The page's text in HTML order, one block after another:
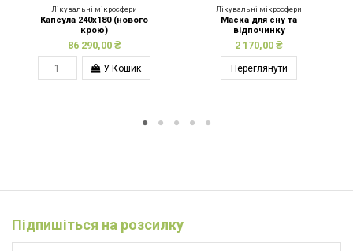
Лікувальні мікросфери
Капсула 240х180 (нового
крою)
86 290,00 ₴
У Кошик
Лікувальні мікросфери
Маска для сну та
відпочинку
2 170,00 ₴
Переглянути
Підпишіться на розсилку